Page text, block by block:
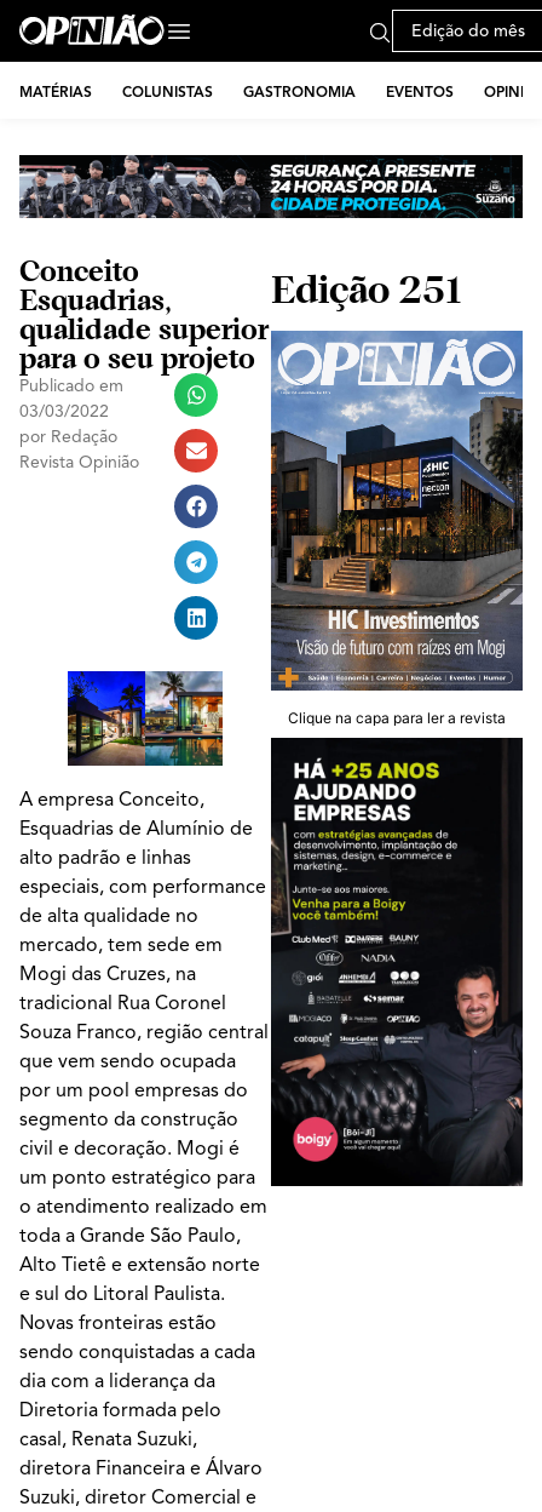
Edição do mês
MATÉRIAS COLUNISTAS GASTRONOMIA EVENTOS
Conceito
Esquadrias,
qualidade superior
para o seu projeto
Publicado em
03/03/2022
por Redação
Revista Opinião
A empresa Conceito,
Esquadrias de Alumínio de
alto padrão e linhas
especiais, com performance
de alta qualidade no
mercado, tem sede em
Mogi das Cruzes, na
tradicional Rua Coronel
Souza Franco, região central
que vem sendo ocupada
por um pool empresas do
segmento da construção
civil e decoração. Mogi é
um ponto estratégico para
o atendimento realizado em
toda a Grande São Paulo,
Alto Tietê e extensão norte
e sul do Litoral Paulista.
Novas fronteiras estão
sendo conquistadas a cada
dia com a liderança da
Diretoria formada pelo
casal, Renata Suzuki,
diretora Financeira e Álvaro
Suzuki, diretor Comercial e
Edição 251
Clique na capa para ler a revista